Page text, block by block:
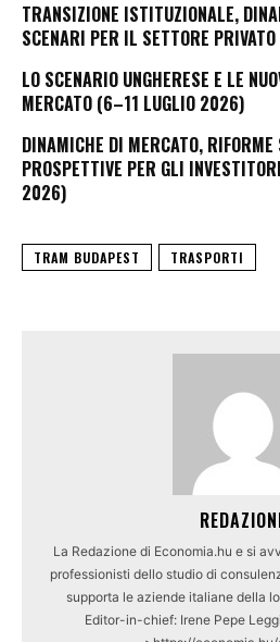
TRANSIZIONE ISTITUZIONALE,
SCENARI PER IL SETTORE
LO SCENARIO UNGHERESE E LE
MERCATO (6–11 LUGLIO 2026)
DINAMICHE DI MERCATO,
PROSPETTIVE PER GLI
2026)
TRAM BUDAPEST TRASPORTI
La Redazione di Economia.hu e si
professionisti dello studio di
supporta le aziende italiane della
Editor-in-chief: Irene Pepe